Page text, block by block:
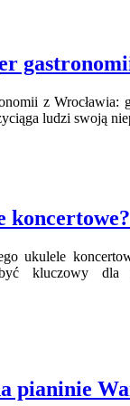
z Wrocławia:
ludzi swoją
koncertowe?
ukulele
kluczowy dla
pianinie